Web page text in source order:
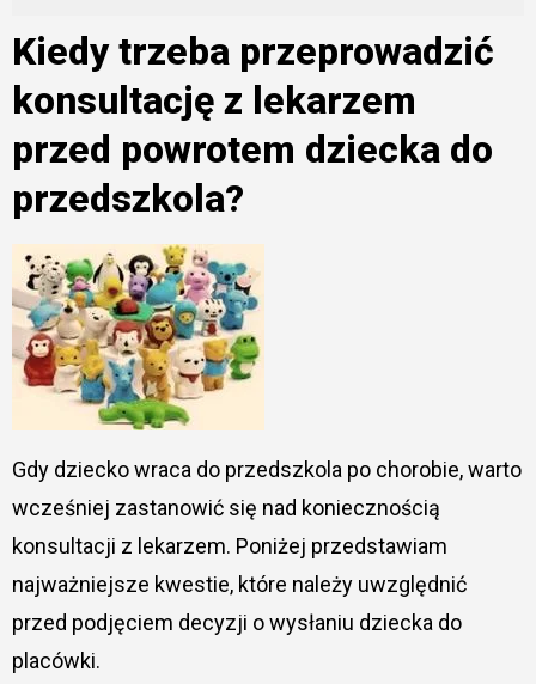
Kiedy trzeba przeprowadzić
konsultację z lekarzem
przed powrotem dziecka do
przedszkola?
Gdy dziecko wraca do przedszkola po chorobie, warto
wcześniej zastanowić się nad koniecznością
konsultacji z lekarzem. Poniżej przedstawiam
najważniejsze kwestie, które należy uwzględnić
przed podjęciem decyzji o wysłaniu dziecka do
placówki.